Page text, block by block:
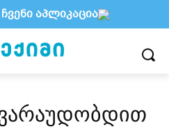
აპლიკაცია